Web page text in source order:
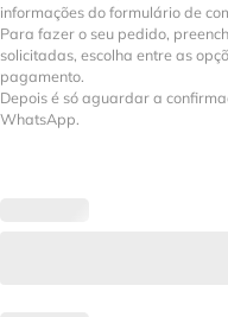
informações do formulário de
Para fazer o seu pedido,
solicitadas, escolha entre as
pagamento.
Depois é só aguardar a
WhatsApp.